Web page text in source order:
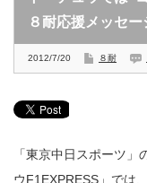
８耐応援メッセ
2012/7/20 ８耐
「東京中日スポーツ
ウF1EXPRESS」では